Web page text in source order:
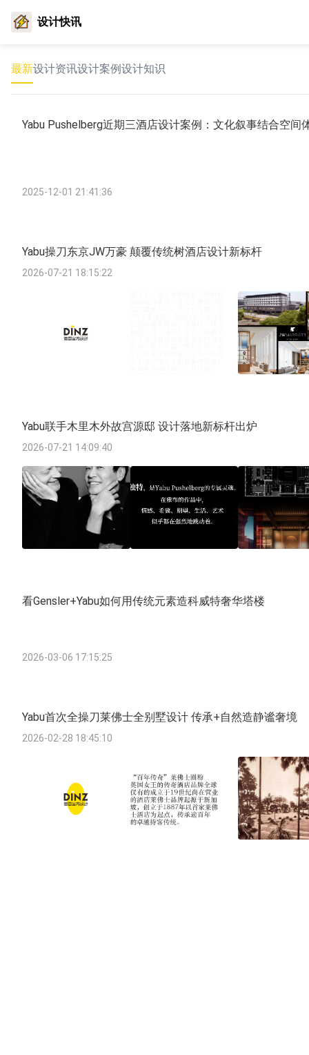
设计快讯
最新设计资讯设计案例设计知识
Yabu Pushelberg近期三酒店设计案例：文化叙事结合空间
2025-12-01 21:41:36
Yabu操刀东京JW万豪 颠覆传统树酒店设计新标杆
2026-07-21 18:15:22
Yabu联手木里木外故宫源邸 设计落地新标杆出炉
2026-07-21 14:09:40
看Gensler+Yabu如何用传统元素造科威特奢华塔楼
2026-03-06 17:15:25
Yabu首次全操刀莱佛士全别墅设计 传承+自然造静谧奢境
2026-02-28 18:45:10